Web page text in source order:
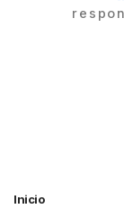
Inicio